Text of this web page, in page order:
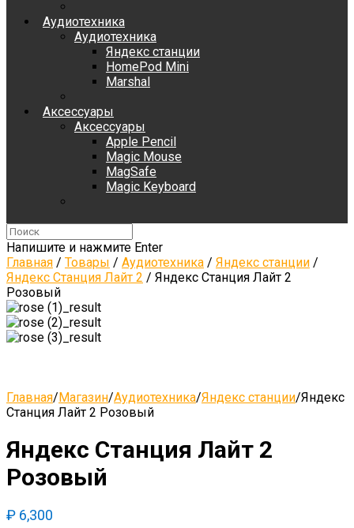
Аудиотехника
Аудиотехника
Яндекс станции
HomePod Mini
Marshal
Аксессуары
Аксессуары
Apple Pencil
Magic Mouse
MagSafe
Magic Keyboard
Напишите и нажмите Enter
Главная / Товары / Аудиотехника / Яндекс станции /
Яндекс Станция Лайт 2 / Яндекс Станция Лайт 2
Розовый
Главная/Магазин/Аудиотехника/Яндекс станции/Яндекс
Станция Лайт 2 Розовый
Яндекс Станция Лайт 2
Розовый
₽ 6,300